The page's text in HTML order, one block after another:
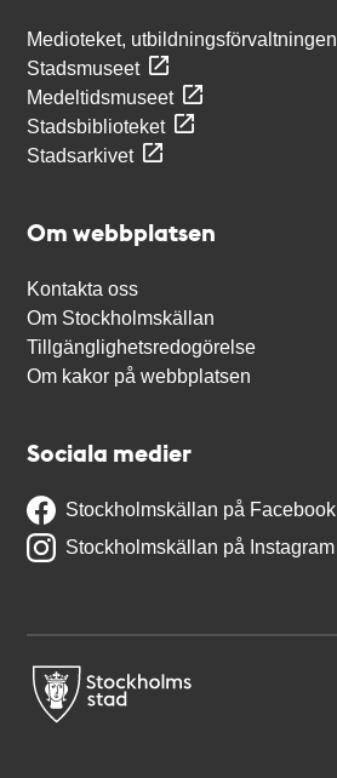
Medioteket, utbildningsförvaltningen
Stadsmuseet
Medeltidsmuseet
Stadsbiblioteket
Stadsarkivet
Om webbplatsen
Kontakta oss
Om Stockholmskällan
Tillgänglighetsredogörelse
Om kakor på webbplatsen
Sociala medier
Stockholmskällan på Facebook
Stockholmskällan på Instagram